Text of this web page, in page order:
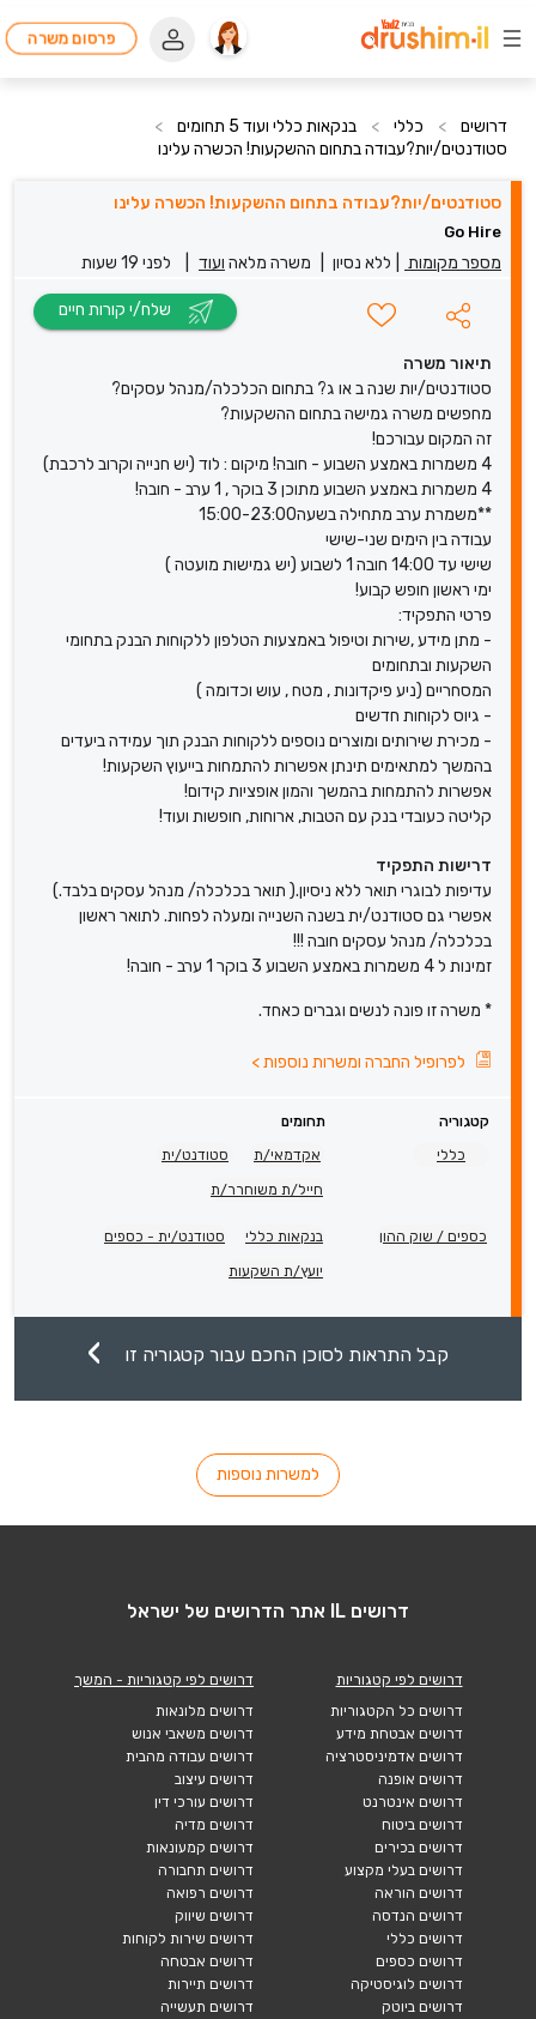
פרסום משרה
דרושים > כללי > בנקאות כללי ועוד 5 תחומים
>
סטודנטים/יות?עבודה בתחום ההשקעות! הכשרה עלינו
סטודנטים/יות?עבודה בתחום ההשקעות! הכשרה עלינו
Go Hire
מספר מקומות ללא נסיון משרה מלאה ועוד לפני 19 שעות
תיאור משרה
סטודנטים/יות שנה ב או ג? בתחום הכלכלה/מנהל עסקים?
מחפשים משרה גמישה בתחום ההשקעות?
זה המקום עבורכם!
4 משמרות באמצע השבוע - חובה! מיקום : לוד (יש חנייה וקרוב לרכבת)
4 משמרות באמצע השבוע מתוכן 3 בוקר , 1 ערב - חובה!
**משמרת ערב מתחילה בשעה15:00-23:00
עבודה בין הימים שני-שישי
שישי עד 14:00 חובה 1 לשבוע (יש גמישות מועטה )
ימי ראשון חופש קבוע!
פרטי התפקיד:
- מתן מידע ,שירות וטיפול באמצעות הטלפון ללקוחות הבנק בתחומי
השקעות ובתחומים
המסחריים (ניע פיקדונות , מטח , עוש וכדומה )
- גיוס לקוחות חדשים
- מכירת שירותים ומוצרים נוספים ללקוחות הבנק תוך עמידה ביעדים
בהמשך למתאימים תינתן אפשרות להתמחות בייעוץ השקעות!
אפשרות להתמחות בהמשך והמון אופציות קידום!
קליטה כעובדי בנק עם הטבות, ארוחות, חופשות ועוד!
דרישות התפקיד
עדיפות לבוגרי תואר ללא ניסיון.( תואר בכלכלה/ מנהל עסקים בלבד.)
אפשרי גם סטודנט/ית בשנה השנייה ומעלה לפחות. לתואר ראשון
בכלכלה/ מנהל עסקים חובה !!!
זמינות ל 4 משמרות באמצע השבוע 3 בוקר 1 ערב - חובה!
* משרה זו פונה לנשים וגברים כאחד.
לפרופיל החברה ומשרות נוספות>
קטגוריה
תחומים
כללי
אקדמאי/ת סטודנט/ית
חייל/ת משוחרר/ת
כספים / שוק ההון בנקאות כללי סטודנט/ית - כספים
יועץ/ת השקעות
קבל התראות לסוכן החכם עבור קטגוריה זו
למשרות נוספות
דרושים IL אתר הדרושים של ישראל
דרושים לפי קטגוריות
דרושים כל הקטגוריות
דרושים אבטחת מידע
דרושים אדמיניסטרציה
דרושים אופנה
דרושים אינטרנט
דרושים ביטוח
דרושים בכירים
דרושים בעלי מקצוע
דרושים הוראה
דרושים הנדסה
דרושים כללי
דרושים כספים
דרושים לוגיסטיקה
דרושים ביוטק
דרושים לפי קטגוריות - המשך
דרושים מלונאות
דרושים משאבי אנוש
דרושים עבודה מהבית
דרושים עיצוב
דרושים עורכי דין
דרושים מדיה
דרושים קמעונאות
דרושים תחבורה
דרושים רפואה
דרושים שיווק
דרושים שירות לקוחות
דרושים אבטחה
דרושים תיירות
דרושים תעשייה